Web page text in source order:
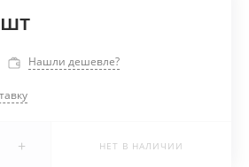
шт
Нашли дешевле?
+ НЕТ В НАЛИЧИИ